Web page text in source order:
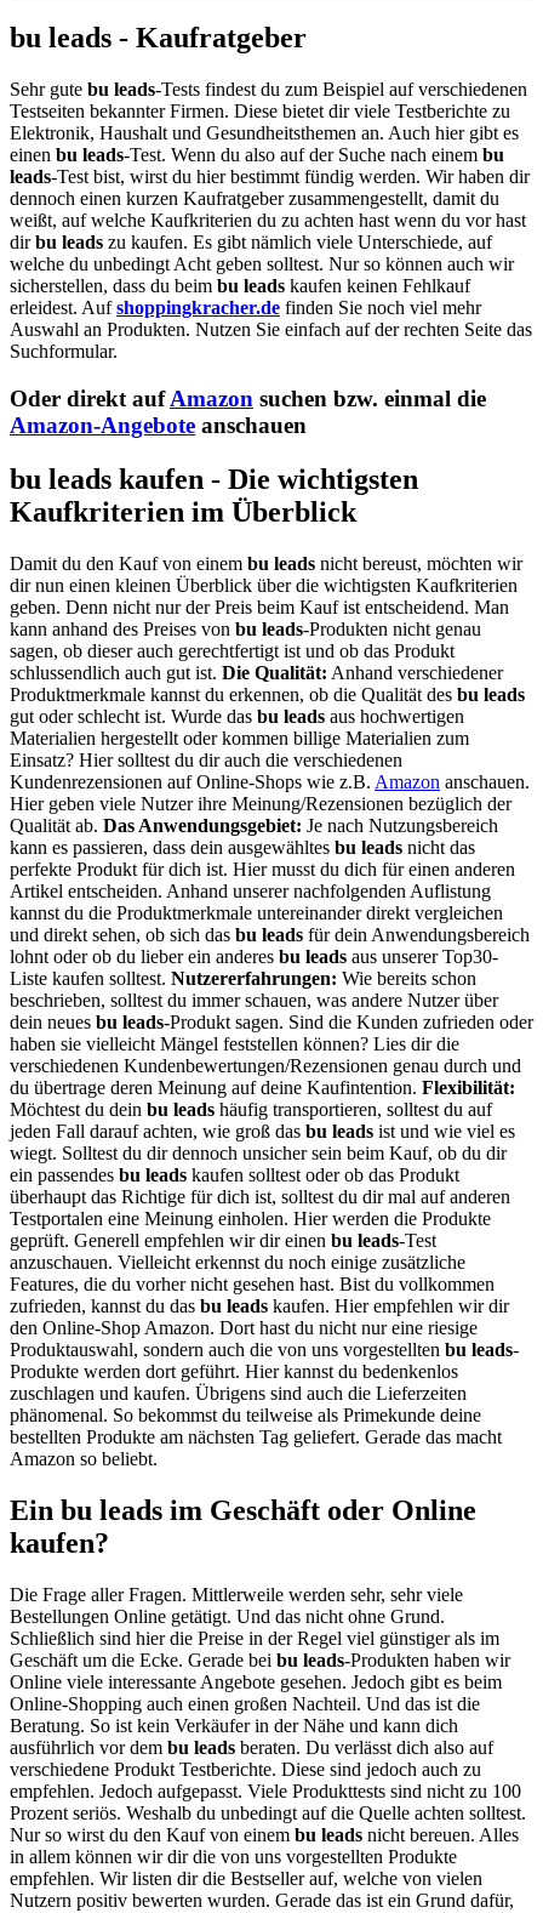
bu leads - Kaufratgeber
Sehr gute bu leads-Tests findest du zum Beispiel auf verschiedenen
Testseiten bekannter Firmen. Diese bietet dir viele Testberichte zu
Elektronik, Haushalt und Gesundheitsthemen an. Auch hier gibt es
einen bu leads-Test. Wenn du also auf der Suche nach einem bu
leads-Test bist, wirst du hier bestimmt fündig werden. Wir haben dir
dennoch einen kurzen Kaufratgeber zusammengestellt, damit du
weißt, auf welche Kaufkriterien du zu achten hast wenn du vor hast
dirbu leads zu kaufen. Es gibt nämlich viele Unterschiede, auf
welche du unbedingt Acht geben solltest. Nur so können auch wir
sicherstellen, dass du beim bu leads kaufen keinen Fehlkauf
erleidest. Aufshoppingkracher.de finden Sie noch viel mehr
Auswahl an Produkten. Nutzen Sie einfach auf der rechten Seite das
Suchformular.
Oder direkt aufAmazon suchen bzw. einmal die
Amazon-Angebote anschauen
bu leads kaufen - Die wichtigsten
Kaufkriterien im Überblick
Damit du den Kauf von einem bu leads nicht bereust, möchten wir
dir nun einen kleinen Überblick über die wichtigsten Kaufkriterien
geben. Denn nicht nur der Preis beim Kauf ist entscheidend. Man
kann anhand des Preises von bu leads-Produkten nicht genau
sagen, ob dieser auch gerechtfertigt ist und ob das Produkt
schlussendlich auch gut ist. Die Qualität: Anhand verschiedener
Produktmerkmale kannst du erkennen, ob die Qualität des bu leads
gut oder schlecht ist. Wurde das bu leads aus hochwertigen
Materialien hergestellt oder kommen billige Materialien zum
Einsatz? Hier solltest du dir auch die verschiedenen
Kundenrezensionen auf Online-Shops wie z.B. Amazon anschauen.
Hier geben viele Nutzer ihre Meinung/Rezensionen bezüglich der
Qualität ab. Das Anwendungsgebiet: Je nach Nutzungsbereich
kann es passieren, dass dein ausgewähltes bu leads nicht das
perfekte Produkt für dich ist. Hier musst du dich für einen anderen
Artikel entscheiden. Anhand unserer nachfolgenden Auflistung
kannst du die Produktmerkmale untereinander direkt vergleichen
und direkt sehen, ob sich das bu leads für dein Anwendungsbereich
lohnt oder ob du lieber ein anderes bu leads aus unserer Top30-
Liste kaufen solltest. Nutzererfahrungen: Wie bereits schon
beschrieben, solltest du immer schauen, was andere Nutzer über
dein neues bu leads-Produkt sagen. Sind die Kunden zufrieden oder
haben sie vielleicht Mängel feststellen können? Lies dir die
verschiedenen Kundenbewertungen/Rezensionen genau durch und
du übertrage deren Meinung auf deine Kaufintention. Flexibilität:
Möchtest du dein bu leads häufig transportieren, solltest du auf
jeden Fall darauf achten, wie groß das bu leads ist und wie viel es
wiegt. Solltest du dir dennoch unsicher sein beim Kauf, ob du dir
ein passendes bu leads kaufen solltest oder ob das Produkt
überhaupt das Richtige für dich ist, solltest du dir mal auf anderen
Testportalen eine Meinung einholen. Hier werden die Produkte
geprüft. Generell empfehlen wir dir einen bu leads-Test
anzuschauen. Vielleicht erkennst du noch einige zusätzliche
Features, die du vorher nicht gesehen hast. Bist du vollkommen
zufrieden, kannst du das bu leads kaufen. Hier empfehlen wir dir
den Online-Shop Amazon. Dort hast du nicht nur eine riesige
Produktauswahl, sondern auch die von uns vorgestellten bu leads-
Produkte werden dort geführt. Hier kannst du bedenkenlos
zuschlagen und kaufen. Übrigens sind auch die Lieferzeiten
phänomenal. So bekommst du teilweise als Primekunde deine
bestellten Produkte am nächsten Tag geliefert. Gerade das macht
Amazon so beliebt.
Ein bu leads im Geschäft oder Online
kaufen?
Die Frage aller Fragen. Mittlerweile werden sehr, sehr viele
Bestellungen Online getätigt. Und das nicht ohne Grund.
Schließlich sind hier die Preise in der Regel viel günstiger als im
Geschäft um die Ecke. Gerade bei bu leads-Produkten haben wir
Online viele interessante Angebote gesehen. Jedoch gibt es beim
Online-Shopping auch einen großen Nachteil. Und das ist die
Beratung. So ist kein Verkäufer in der Nähe und kann dich
ausführlich vor dem bu leads beraten. Du verlässt dich also auf
verschiedene Produkt Testberichte. Diese sind jedoch auch zu
empfehlen. Jedoch aufgepasst. Viele Produkttests sind nicht zu 100
Prozent seriös. Weshalb du unbedingt auf die Quelle achten solltest.
Nur so wirst du den Kauf von einem bu leads nicht bereuen. Alles
in allem können wir dir die von uns vorgestellten Produkte
empfehlen. Wir listen dir die Bestseller auf, welche von vielen
Nutzern positiv bewerten wurden. Gerade das ist ein Grund dafür,